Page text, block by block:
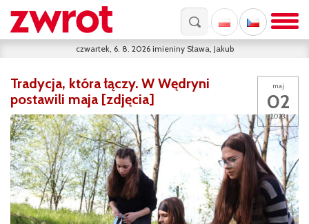
czwartek, 6. 8. 2026 imieniny Sława, Jakub
maj
02
2023
Tradycja, która łączy. W Wędryni
postawili maja [zdjęcia]